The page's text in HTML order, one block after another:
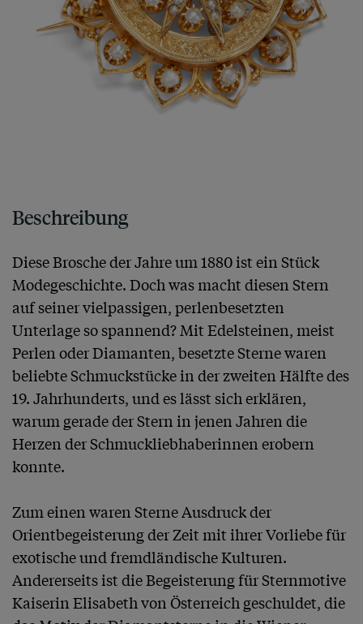
Beschreibung
Diese Brosche der Jahre um 1880 ist ein Stück
Modegeschichte. Doch was macht diesen Stern
auf seiner vielpassigen, perlenbesetzten
Unterlage so spannend? Mit Edelsteinen, meist
Perlen oder Diamanten, besetzte Sterne waren
beliebte Schmuckstücke in der zweiten Hälfte des
19. Jahrhunderts, und es lässt sich erklären,
warum gerade der Stern in jenen Jahren die
Herzen der Schmuckliebhaberinnen erobern
konnte.
Zum einen waren Sterne Ausdruck der
Orientbegeisterung der Zeit mit ihrer Vorliebe für
exotische und fremdländische Kulturen.
Andererseits ist die Begeisterung für Sternmotive
Kaiserin Elisabeth von Österreich geschuldet, die